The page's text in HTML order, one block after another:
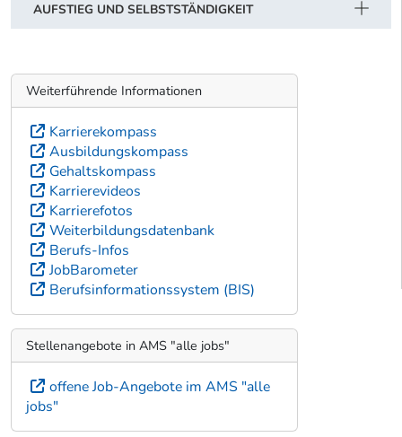
AUFSTIEG UND SELBSTSTÄNDIGKEIT
Weiterführende Informationen
Karrierekompass
Ausbildungskompass
Gehaltskompass
Karrierevideos
Karrierefotos
Weiterbildungsdatenbank
Berufs-Infos
JobBarometer
Berufsinformationssystem (BIS)
Stellenangebote in AMS "alle jobs"
offene Job-Angebote im AMS "alle
jobs"